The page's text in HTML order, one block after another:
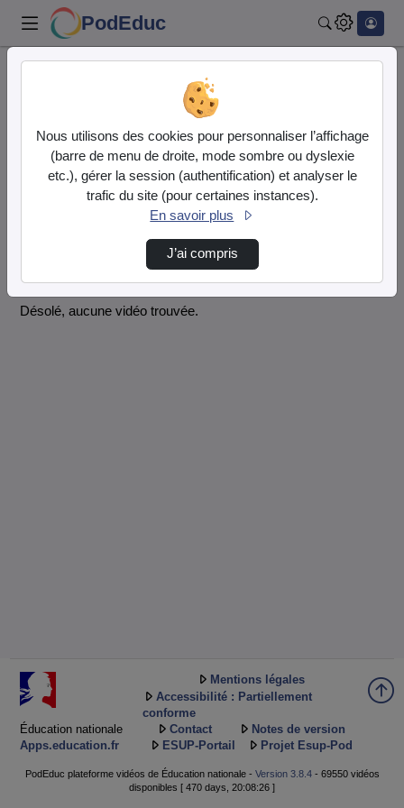
PodEduc
Résultats de la recherche
Filtres actifs (cliquer pour en retirer) :
hauts-de-france-college-gaspard-malo-dunkerque
hauts-de-france-college-gaspard-malo-dunkerque
1 vidéo trouvée
Désolé, aucune vidéo trouvée.
Éducation nationale
Apps.education.fr
Mentions légales
Accessibilité : Partiellement
conforme
Contact
Notes de version
ESUP-Portail
Projet Esup-Pod
PodEduc plateforme vidéos de Éducation nationale - Version 3.8.4- 69550 vidéos
disponibles [ 470 days, 20:08:26 ]
Nous utilisons des cookies pour personnaliser l’affichage
(barre de menu de droite, mode sombre ou dyslexie
etc.), gérer la session (authentification) et analyser le
trafic du site (pour certaines instances).
En savoir plus
J’ai compris